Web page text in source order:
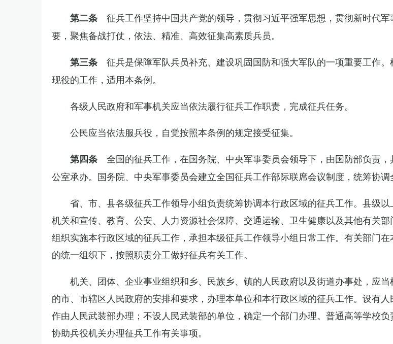
第二条 征兵工作坚持中国共产党的领导，贯彻习近平强军思想，贯彻新时代
要，聚焦备战打仗，依法、精准、高效征集高素质兵员。
第三条 征兵是保障军队兵员补充、建设巩固国防和强大军队的一项重要工作
现役的工作，适用本条例。
各级人民政府和军事机关应当依法履行征兵工作职责，完成征兵任务。
公民应当依法服兵役，自觉按照本条例的规定接受征集。
第四条 全国的征兵工作，在国务院、中央军事委员会领导下，由国防部负责
公室承办。国务院、中央军事委员会建立全国征兵工作部际联席会议制度，统筹协调
省、市、县各级征兵工作领导小组负责统筹协调本行政区域的征兵工作。县级
机关和宣传、教育、公安、人力资源社会保障、交通运输、卫生健康以及其他有关
组织实施本行政区域的征兵工作，承担本级征兵工作领导小组日常工作。有关部门
的统一组织下，按照职责分工做好征兵有关工作。
机关、团体、企业事业组织和乡、民族乡、镇的人民政府以及街道办事处，应
的市、市辖区人民政府的安排和要求，办理本单位和本行政区域的征兵工作。设有
作由人民武装部办理；不设人民武装部的单位，确定一个部门办理。普通高等学校
协助兵役机关办理征兵工作有关事项。